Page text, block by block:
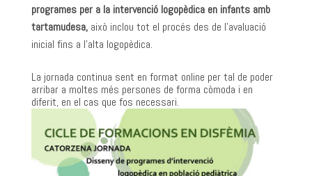
programes per a la intervenció logopèdica en infants amb
tartamudesa, això inclou tot el procés des de l’avaluació
inicial fins a l’alta logopèdica.
La jornada continua sent en format online per tal de poder
arribar a moltes més persones de forma còmoda i en
diferit, en el cas que fos necessari.